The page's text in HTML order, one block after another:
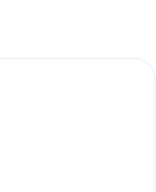
Kablo